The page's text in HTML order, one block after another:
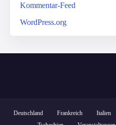
Kommentar-Feed
WordPress.org
Deutschland Frankreich Italien